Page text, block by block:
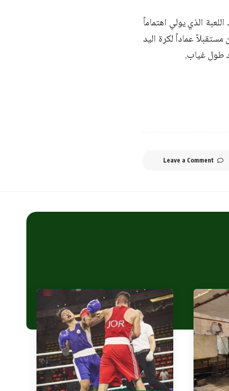
الذي يولي اهتماماً
للعبة تنطلق من هذا الأساس٬ والتي ستكون مستقبلاً عماداً لكرة اليد
طول غياب.
Leave a Comment